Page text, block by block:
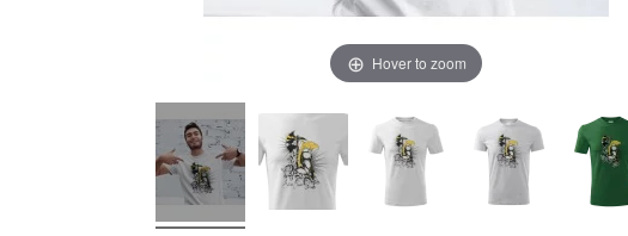
Hover to zoom